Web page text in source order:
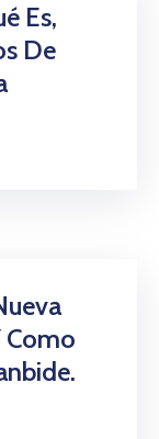
Es,
De